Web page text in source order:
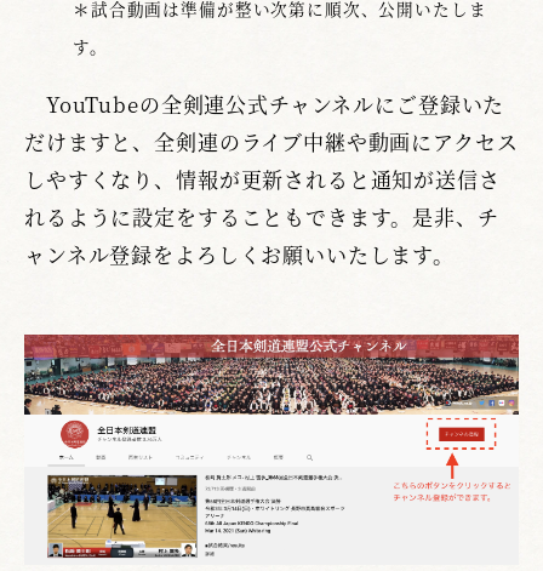
＊試合動画は準備が整い次第に順次、公開いたしま
す。
YouTubeの全剣連公式チャンネルにご登録いた
だけますと、全剣連のライブ中継や動画にアクセス
しやすくなり、情報が更新されると通知が送信さ
れるように設定をすることもできます。是非、チ
ャンネル登録をよろしくお願いいたします。